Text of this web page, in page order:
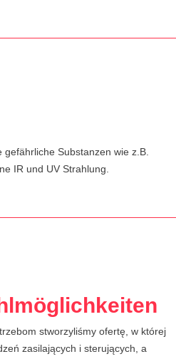
Substanzen wie z.B.
IR und UV Strahlung.
stworzyliśmy ofertę, w której
zasilających i sterujących, a